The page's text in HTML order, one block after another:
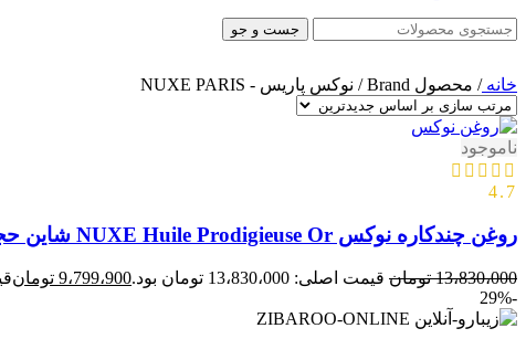
جست و جو
خانه/ محصول Brand / نوکس پاریس - NUXE PARIS
ناموجود
4.7
روغن چندکاره نوکس NUXE Huile Prodigieuse Or شاین حجم100ml اصل
13،830،000 تومان قیمت اصلی: 13،830،000 تومان بود. 9،799،900 تومان
-29%